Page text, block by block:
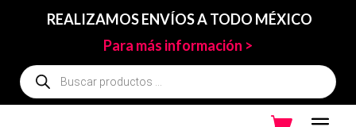
REALIZAMOS ENVÍOS A TODO MÉXICO
Para más información >
Búsqueda
de
productos